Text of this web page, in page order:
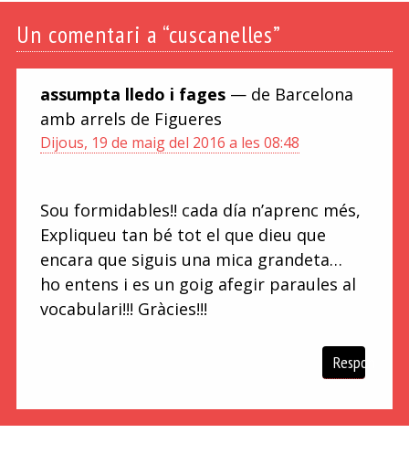
Un comentari a “cuscanelles”
assumpta lledo i fages — de Barcelona
amb arrels de Figueres
Dijous, 19 de maig del 2016 a les 08:48
Sou formidables!! cada día n’aprenc més,
Expliqueu tan bé tot el que dieu que
encara que siguis una mica grandeta…
ho entens i es un goig afegir paraules al
vocabulari!!! Gràcies!!!
Respon